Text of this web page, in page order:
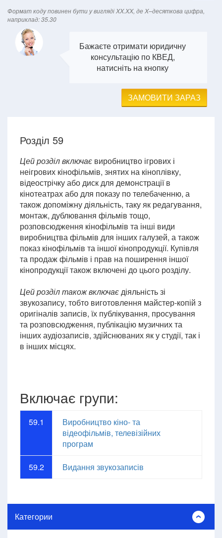
Формат кодy повинен бути у вигляді XX.XX, де X–десяткова цифра,
наприклад: 35.30
Бажаєте отримати юридичну
консультацію по КВЕД,
натисніть на кнопку
ЗАМОВИТИ ЗАРАЗ
Розділ 59
Цей розділ включає виробництво ігрових і
неігрових кінофільмів, знятих на кіноплівку,
відеострічку або диск для демонстрації в
кінотеатрах або для показу по телебаченню, а
також допоміжну діяльність, таку як редагування,
монтаж, дублювання фільмів тощо,
розповсюдження кінофільмів та інші види
виробництва фільмів для інших галузей, а також
показ кінофільмів та іншої кінопродукції. Купівля
та продаж фільмів і прав на поширення іншої
кінопродукції також включені до цього розділу.
Цей розділ також включаєдіяльність зі
звукозапису, тобто виготовлення майстер-копій з
оригіналів записів, їх публікування, просування
та розповсюдження, публікацію музичних та
інших аудіозаписів, здійснюваних як у студії, так і
в інших місцях.
Включає групи:
59.1
Виробництво кіно- та
відеофільмів, телевізійних
програм
59.2 Видання звукозаписів
Категории